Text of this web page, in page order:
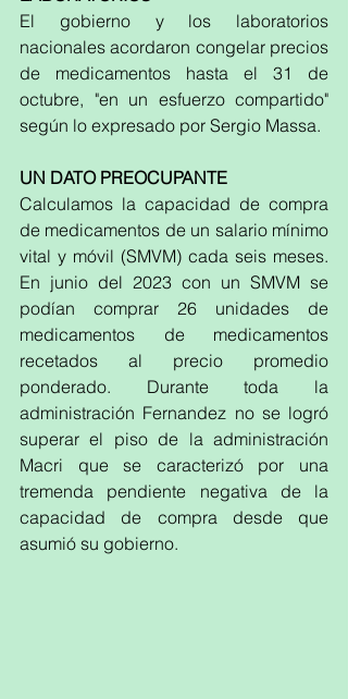
El gobierno y los laboratorios
nacionales acordaron congelar precios
de medicamentos hasta el 31 de
octubre, "en un esfuerzo compartido"
según lo expresado por Sergio Massa.
UN DATO PREOCUPANTE
Calculamos la capacidad de compra
de medicamentos de un salario mínimo
vital y móvil (SMVM) cada seis meses.
En junio del 2023 con un SMVM se
podían comprar 26 unidades de
medicamentos de medicamentos
recetados al precio promedio
ponderado. Durante toda la
administración Fernandez no se logró
superar el piso de la administración
Macri que se caracterizó por una
tremenda pendiente negativa de la
capacidad de compra desde que
asumió su gobierno.